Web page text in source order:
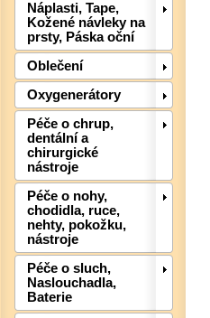
Náplasti, Tape,
Kožené návleky na
prsty, Páska oční
Oblečení
Oxygenerátory
Péče o chrup,
dentální a
chirurgické
nástroje
Péče o nohy,
chodidla, ruce,
nehty, pokožku,
nástroje
Péče o sluch,
Naslouchadla,
Baterie